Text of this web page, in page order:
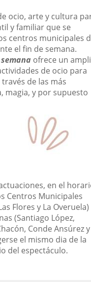
una
aplicación
externa.
una
aplicación
externa.
una
ocio, arte y cultura
y familiar que se
centros municipales
el fin de semana.
ofrece un
de ocio para
de las más
magia, y por supuesto
en el
Centros Municipales
Flores y La Overuela)
(Santiago López,
Conde Ansúrez y
el mismo dia de la
del espectáculo.